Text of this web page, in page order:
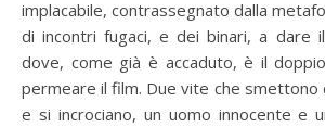
implacabile, contrassegnato dalla
di incontri fugaci, e dei binari, a dare
dove, come già è accaduto, è il
permeare il film. Due vite che smettono
e si incrociano, un uomo innocente e